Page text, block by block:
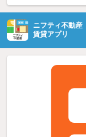
ニフティ不動産
賃貸アプリ